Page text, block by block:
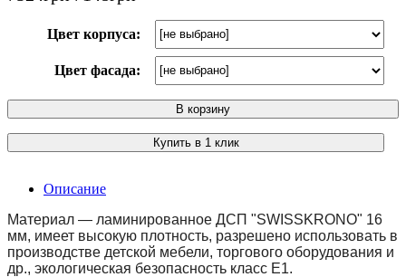
Цвет корпуса:
Цвет фасада:
В корзину
Купить в 1 клик
Описание
Материал — ламинированное ДСП "SWISSKRONO" 16
мм, имеет высокую плотность, разрешено использовать в
производстве детской мебели, торгового оборудования и
др., экологическая безопасность класс Е1.